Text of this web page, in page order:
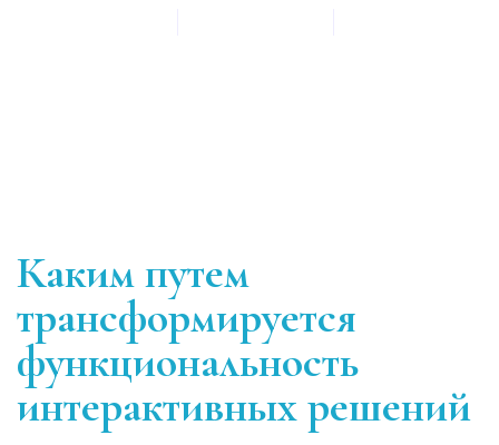
Каким путем
трансформируется
функциональность
интерактивных решений